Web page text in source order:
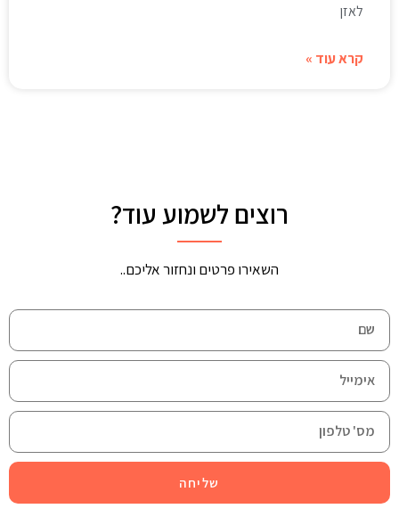
לאזן
קרא עוד »
רוצים לשמוע עוד?
השאירו פרטים ונחזור אליכם..
שליחה